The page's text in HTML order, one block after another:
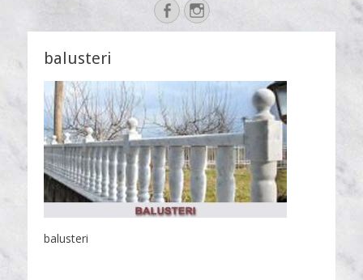
FacebookInstagram
balusteri
balusteri